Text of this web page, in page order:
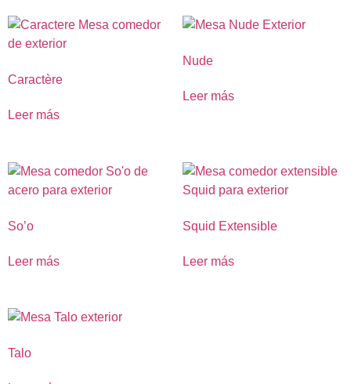
Caractère
Leer más
Nude
Leer más
So’o
Leer más
Squid Extensible
Leer más
Talo